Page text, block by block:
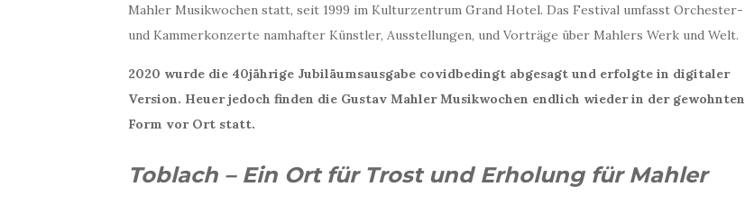
Mahler Musikwochen statt, seit 1999 im Kulturzentrum Grand Hotel. Das Festival umfasst Orchester-
und Kammerkonzerte namhafter Künstler, Ausstellungen, und Vorträge über Mahlers Werk und Welt.
2020 wurde die 40jährige Jubiläumsausgabe covidbedingt abgesagt und erfolgte in digitaler
Version. Heuer jedoch finden die Gustav Mahler Musikwochen endlich wieder in der gewohnten
Form vor Ort statt.
Toblach – Ein Ort für Trost und Erholung für Mahler